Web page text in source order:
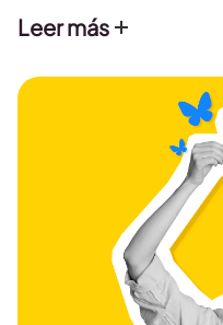
estrategia de contenidos.
Leer más